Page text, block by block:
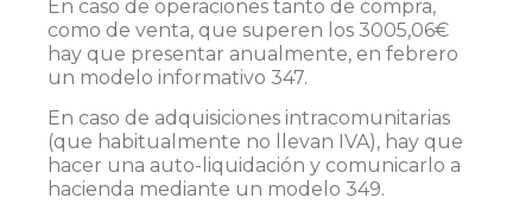
En caso de operaciones tanto de compra,
como de venta, que superen los 3005,06€
hay que presentar anualmente, en febrero
un modelo informativo 347.
En caso de adquisiciones intracomunitarias
(que habitualmente no llevan IVA), hay que
hacer una auto-liquidación y comunicarlo a
hacienda mediante un modelo 349.